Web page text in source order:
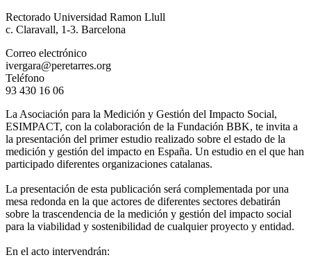
Rectorado Universidad Ramon Llull
c. Claravall, 1-3. Barcelona
Correo electrónico
ivergara@peretarres.org
Teléfono
93 430 16 06
La Asociación para la Medición y Gestión del Impacto Social,
ESIMPACT, con la colaboración de la Fundación BBK, te invita a
la presentación del primer estudio realizado sobre el estado de la
medición y gestión del impacto en España. Un estudio en el que han
participado diferentes organizaciones catalanas.
La presentación de esta publicación será complementada por una
mesa redonda en la que actores de diferentes sectores debatirán
sobre la trascendencia de la medición y gestión del impacto social
para la viabilidad y sostenibilidad de cualquier proyecto y entidad.
En el acto intervendrán: